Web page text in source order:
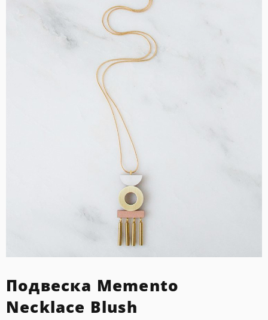
Подвеска Memento
Necklace Blush